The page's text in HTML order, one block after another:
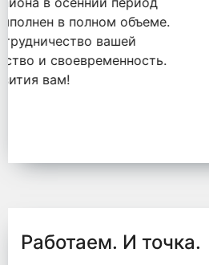
2771548855820000050
23 апреля 2025
Работаем. И точка.